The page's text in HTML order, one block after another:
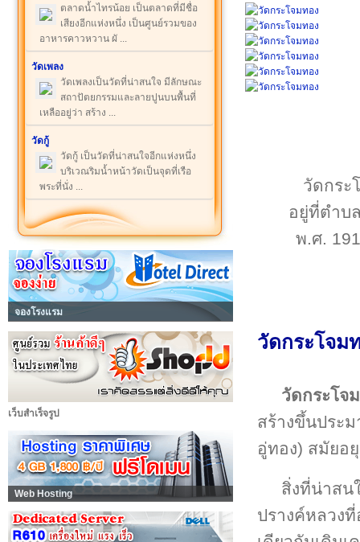
ตลาดน้ำไทรน้อย เป็นตลาดที่มีชื่อ
เสียงอีกแห่งหนึ่ง เป็นศูนย์รวมของ
อาหารคาวหวาน ผั ...
วัดเพลง
วัดเพลงเป็นวัดที่น่าสนใจ มีลักษณะ
สถาปัตยกรรมและลายปูนบนพื้นที่
เหลืออยู่ว่า สร้าง ...
วัดกู้
วัดกู้ เป็นวัดที่น่าสนใจอีกแห่งหนึ่ง
บริเวณริมน้ำหน้าวัดเป็นจุดที่เรือ
พระที่นั่ง ...
จองโรงแรม
เว็บสำเร็จรูป
Web Hosting
วัดกระ
อยู่ที่ตำบ
พ.ศ.
วัดกระโจม
วัดกระโจ
สร้างขึ้นประ
อู่ทอง) สมัยอ
สิ่งที่น่าสน
ปรางค์หลวง